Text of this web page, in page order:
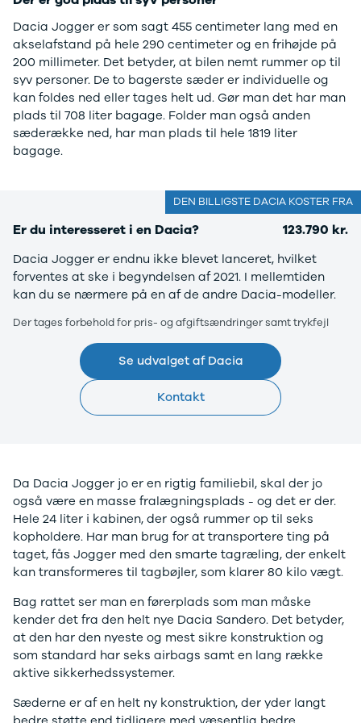
EX40
Modeller
Anmeldelser
Privatleasing
Tilbud
EC40
Anmeldelser
Privatleasing
Tilbud
Tilbud
ES90
Modeller
Anmeldelser
Tilbud
Anmeldelser
Privatleasing
Hyundai
INSTER
Modeller
Anmeldelser
Privatleasing
Tilbud
KONA
Modeller
Anmeldelser
Privatleasing
Tilbud
IONIQ 5
Modeller
Se alle Cupra
Elbil
Born
Dacia
Se alle Dacia
Elbil
Spring
Sandero og
Dokker
Lodgy og
Lodgy
Stepway
Stepway
Jogger
Logan og
Logan
Stepway
Logan
3
3 Crossback
5
7 Crossback
Fiat
Se alle Fiat
500
500C
500L
500L Wagon
Panda
500e
500X
Dacia Jogger er som sagt 455 centimeter lang med en
akselafstand på hele 290 centimeter og en frihøjde på
200 millimeter. Det betyder, at bilen nemt rummer op til
syv personer. De to bagerste sæder er individuelle og
kan foldes ned eller tages helt ud. Gør man det har man
plads til 708 liter bagage. Folder man også anden
sæderække ned, har man plads til hele 1819 liter
bagage.
Er du interesseret i en Dacia? 123.790 kr.
Dacia Jogger er endnu ikke blevet lanceret, hvilket
forventes at ske i begyndelsen af 2021. I mellemtiden
kan du se nærmere på en af de andre Dacia-modeller.
Der tages forbehold for pris- og afgiftsændringer samt trykfejl
Se udvalget af Dacia
Kontakt
DEN BILLIGSTE DACIA KOSTER FRA
Da Dacia Jogger jo er en rigtig familiebil, skal der jo
også være en masse fralægningsplads - og det er der.
Hele 24 liter i kabinen, der også rummer op til seks
kopholdere. Har man brug for at transportere ting på
taget, fås Jogger med den smarte tagræling, der enkelt
kan transformeres til tagbøjler, som klarer 80 kilo vægt.
Bag rattet ser man en førerplads som man måske
kender det fra den helt nye Dacia Sandero. Det betyder,
at den har den nyeste og mest sikre konstruktion og
som standard har seks airbags samt en lang række
aktive sikkerhedssystemer.
Sæderne er af en helt ny konstruktion, der yder langt